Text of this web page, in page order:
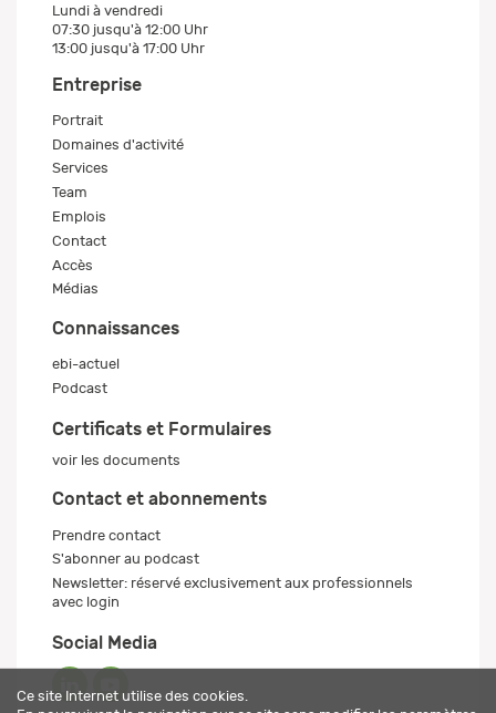
Lundi à vendredi
07:30 jusqu'à 12:00 Uhr
13:00 jusqu'à 17:00 Uhr
Entreprise
Portrait
Domaines d'activité
Services
Team
Emplois
Contact
Accès
Médias
Connaissances
ebi-actuel
Podcast
Certificats et Formulaires
voir les documents
Contact et abonnements
Prendre contact
S'abonner au podcast
Newsletter: réservé exclusivement aux professionnels
avec login
Social Media
Ce site Internet utilise des cookies.